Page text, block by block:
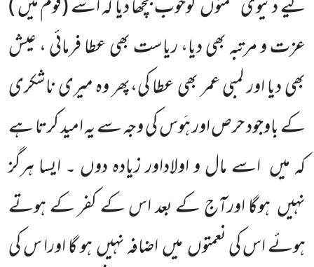
لیے دُنْیوی نعمتوںکوخوب بچھا دیا کہ اسے(قوم میں )
عزت و مرتبہ بھی دیا، ریاست بھی عطا فرمائی ، عیش
بھی دیا اور لمبی عمر بھی عطا کی،پھر وہ میری ناشکری
کے باوجود حرص اور ہَوس کی وجہ سے یہ امید کرتا ہے
کہ میں اسے مال و اولاداور زیادہ دوں ۔ ایسا ہرگز
نہیں ہوگا اورآج کے بعد اس کے کفر کے ہوتے
ہوئے اس کی نعمتوںمیںاضافہ نہیںہو گا اورا س کی